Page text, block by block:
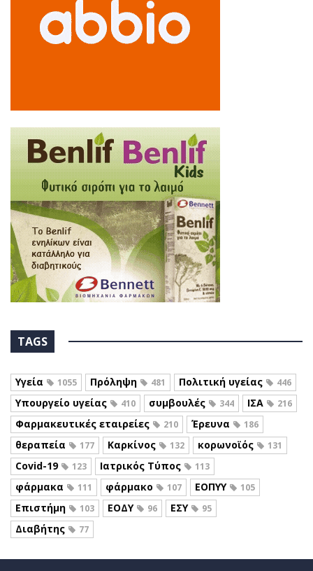
TAGS
Υγεία 1055 Πρόληψη 481 Πολιτική υγείας 446
Υπουργείο υγείας 410 συμβουλές 344 ΙΣΑ 216
Φαρμακευτικές εταιρείες 210 Έρευνα 186
θεραπεία 177 Καρκίνος 132 κορωνοϊός 131
Covid-19 123 Ιατρικός Τύπος 113
φάρμακα 111 φάρμακο 107 ΕΟΠΥΥ 105
Επιστήμη 103 ΕΟΔΥ 96 ΕΣΥ 95
Διαβήτης 77